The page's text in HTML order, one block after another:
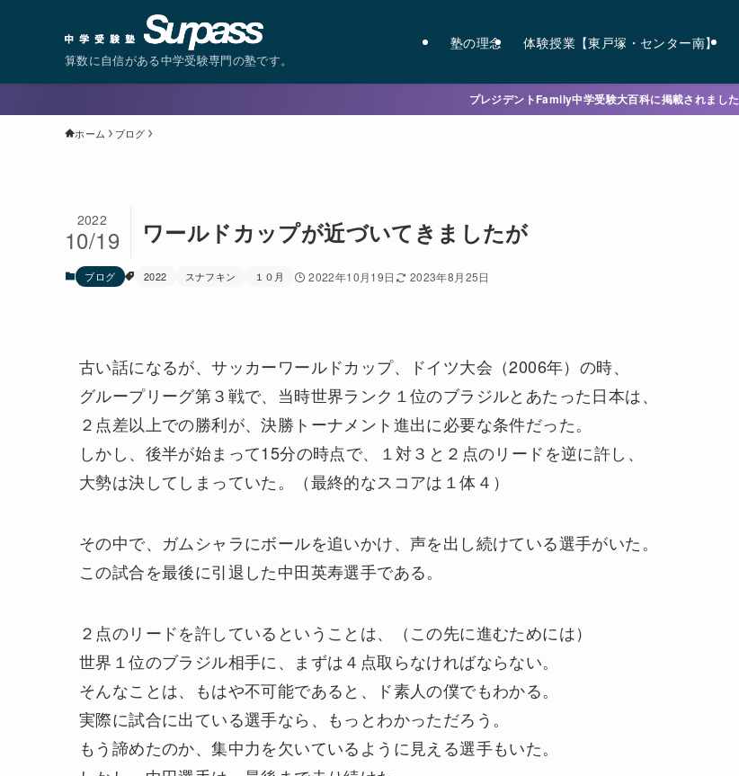
算数に自信がある中学受験専門の塾です。
塾の理念 体験授業【東戸塚・センター南】
プレジデントFamily中学受験大百科に掲載されました
ホーム ブログ
ワールドカップが近づいてきましたが
2022
10/19
ブログ 2022 スナフキン １０月 2022年10月19日 2023年8月25日
古い話になるが、サッカーワールドカップ、ドイツ大会（2006年）の時、
グループリーグ第３戦で、当時世界ランク１位のブラジルとあたった日本は、
２点差以上での勝利が、決勝トーナメント進出に必要な条件だった。
しかし、後半が始まって15分の時点で、１対３と２点のリードを逆に許し、
大勢は決してしまっていた。（最終的なスコアは１体４）
その中で、ガムシャラにボールを追いかけ、声を出し続けている選手がいた。
この試合を最後に引退した中田英寿選手である。
２点のリードを許しているということは、（この先に進むためには）
世界１位のブラジル相手に、まずは４点取らなければならない。
そんなことは、もはや不可能であると、ド素人の僕でもわかる。
実際に試合に出ている選手なら、もっとわかっただろう。
もう諦めたのか、集中力を欠いているように見える選手もいた。